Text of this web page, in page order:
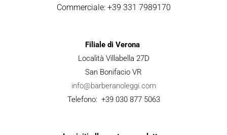
Commerciale: +39 331 7989170
Filiale di Verona
Località Villabella 27D
San Bonifacio VR
info@barberanoleggi.com
Telefono: +39 030 877 5063